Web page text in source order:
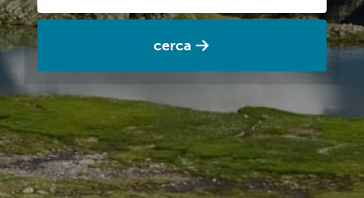
cerca